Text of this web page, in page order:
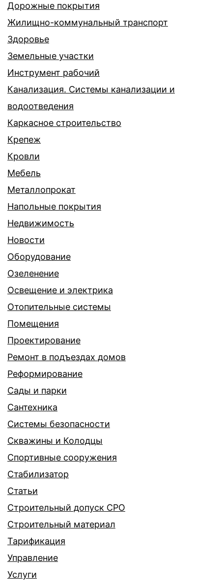
Дорожные покрытия
Жилищно-коммунальный транспорт
Здоровье
Земельные участки
Инструмент рабочий
Канализация. Системы канализации и
водоотведения
Каркасное строительство
Крепеж
Кровли
Мебель
Металлопрокат
Напольные покрытия
Недвижимость
Новости
Оборудование
Озеленение
Освещение и электрика
Отопительные системы
Помещения
Проектирование
Ремонт в подъездах домов
Реформирование
Сады и парки
Сантехника
Системы безопасности
Скважины и Колодцы
Спортивные сооружения
Стабилизатор
Статьи
Строительный допуск СРО
Строительный материал
Тарификация
Управление
Услуги